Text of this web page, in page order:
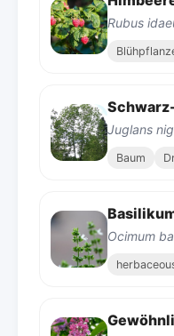
Rubus
Juglans
Baum
Ocimum